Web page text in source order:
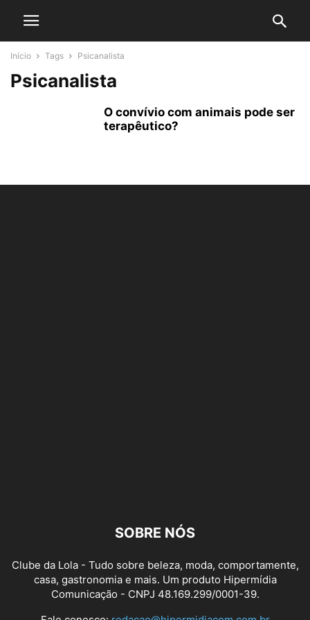
Início Tags Psicanalista
Psicanalista
O convívio com animais pode ser
terapêutico?
SOBRE NÓS
Clube da Lola - Tudo sobre beleza, moda, comportamente,
casa, gastronomia e mais. Um produto Hipermídia
Comunicação - CNPJ 48.169.299/0001-39.